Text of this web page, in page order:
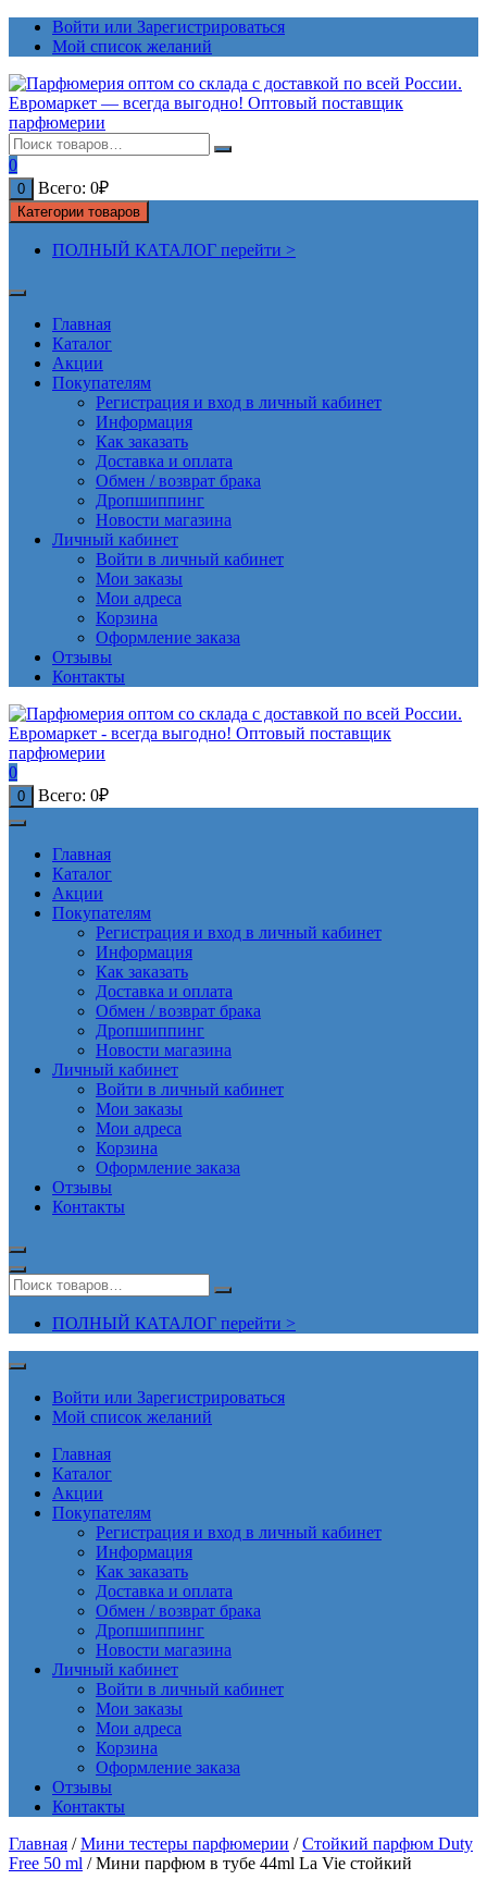
ПерейтиВойти или Зарегистрироваться
Мой список желаний
0
0 Всего: 0₽
Категории товаров
ПОЛНЫЙ КАТАЛОГ перейти >
Главная
Каталог
Акции
Покупателям
Регистрация и вход в личный кабинет
Информация
Как заказать
Доставка и оплата
Обмен / возврат брака
Дропшиппинг
Новости магазина
Личный кабинет
Войти в личный кабинет
Мои заказы
Мои адреса
Корзина
Оформление заказа
Отзывы
Контакты
0
0 Всего: 0₽
Главная
Каталог
Акции
Покупателям
Регистрация и вход в личный кабинет
Информация
Как заказать
Доставка и оплата
Обмен / возврат брака
Дропшиппинг
Новости магазина
Личный кабинет
Войти в личный кабинет
Мои заказы
Мои адреса
Корзина
Оформление заказа
Отзывы
Контакты
ПОЛНЫЙ КАТАЛОГ перейти >
Войти или Зарегистрироваться
Мой список желаний
Главная
Каталог
Акции
Покупателям
Регистрация и вход в личный кабинет
Информация
Как заказать
Доставка и оплата
Обмен / возврат брака
Дропшиппинг
Новости магазина
Личный кабинет
Войти в личный кабинет
Мои заказы
Мои адреса
Корзина
Оформление заказа
Отзывы
Контакты
Главная /Мини тестеры парфюмерии /Стойкий парфюм Duty
Free 50 ml / Мини парфюм в тубе 44ml La Vie стойкий